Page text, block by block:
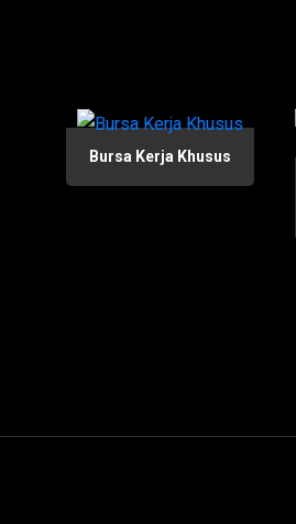
Bursa Kerja Khusus